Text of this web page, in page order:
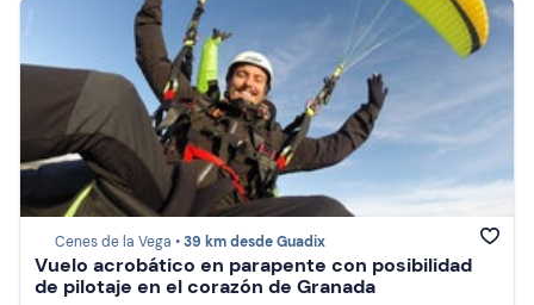
Cenes de la Vega •39 km desde Guadix
Vuelo acrobático en parapente con posibilidad
de pilotaje en el corazón de Granada